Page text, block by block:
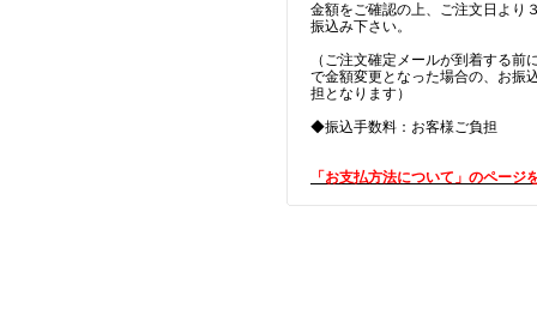
金額をご確認の上、ご注文日より
振込み下さい。
（ご注文確定メールが到着する前
で金額変更となった場合の、お振
担となります）
◆振込手数料：お客様ご負担
「お支払方法について」のページ